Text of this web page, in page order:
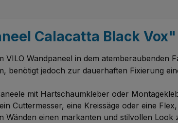
Calacatta Black Vox"
Wandpaneel in dem atemberaubenden
benötigt jedoch zur dauerhaften Fixierung
mit Hartschaumkleber oder
Cuttermesser, eine Kreissäge oder eine
Wänden einen markanten und stilvollen Look